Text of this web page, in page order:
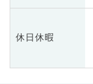
休日休暇